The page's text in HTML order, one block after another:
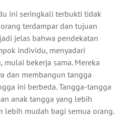
ini seringkali terbukti tidak
terdampar dan tujuan
jelas bahwa pendekatan
individu, menyadari
bekerja sama. Mereka
dan membangun tangga
ini berbeda. Tangga-tangga
anak tangga yang lebih
lebih mudah bagi semua orang.